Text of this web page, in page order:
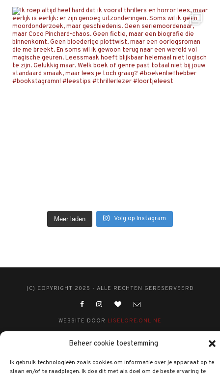
Beheer cookie toestemming
Ik gebruik technologieën zoals cookies om informatie over je apparaat op te
slaan en/of te raadplegen. Ik doe dit met als doel om de beste ervaring te
Meer laden Volg op Instagram
(C) COPYRIGHT 2025 - ALLE RECHTEN GERESERVEERD
WEBSITE DOOR LISELORE.ONLINE